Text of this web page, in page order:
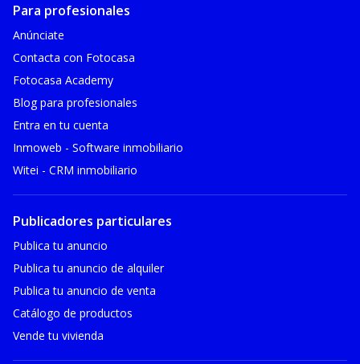
Para profesionales
Anúnciate
Contacta con Fotocasa
Fotocasa Academy
Blog para profesionales
Entra en tu cuenta
Inmoweb - Software inmobiliario
Witei - CRM inmobiliario
Publicadores particulares
Publica tu anuncio
Publica tu anuncio de alquiler
Publica tu anuncio de venta
Catálogo de productos
Vende tu vivienda